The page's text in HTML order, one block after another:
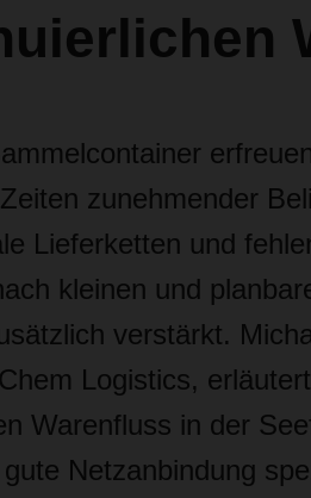
zunehmender
Lieferketten und
kleinen und
verstärkt.
Logistics,
Warenfluss in der
Netzanbindung